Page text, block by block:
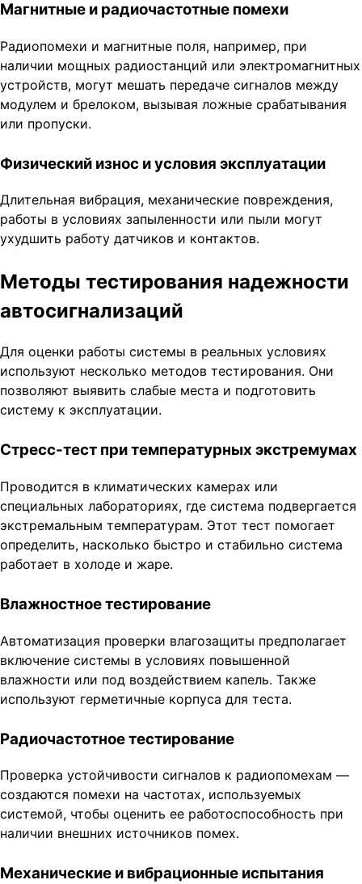
Магнитные и радиочастотные помехи
Радиопомехи и магнитные поля, например, при
наличии мощных радиостанций или электромагнитных
устройств, могут мешать передаче сигналов между
модулем и брелоком, вызывая ложные срабатывания
или пропуски.
Физический износ и условия эксплуатации
Длительная вибрация, механические повреждения,
работы в условиях запыленности или пыли могут
ухудшить работу датчиков и контактов.
Методы тестирования надежности
автосигнализаций
Для оценки работы системы в реальных условиях
используют несколько методов тестирования. Они
позволяют выявить слабые места и подготовить
систему к эксплуатации.
Стресс-тест при температурных экстремумах
Проводится в климатических камерах или
специальных лабораториях, где система подвергается
экстремальным температурам. Этот тест помогает
определить, насколько быстро и стабильно система
работает в холоде и жаре.
Влажностное тестирование
Автоматизация проверки влагозащиты предполагает
включение системы в условиях повышенной
влажности или под воздействием капель. Также
используют герметичные корпуса для теста.
Радиочастотное тестирование
Проверка устойчивости сигналов к радиопомехам —
создаются помехи на частотах, используемых
системой, чтобы оценить ее работоспособность при
наличии внешних источников помех.
Механические и вибрационные испытания